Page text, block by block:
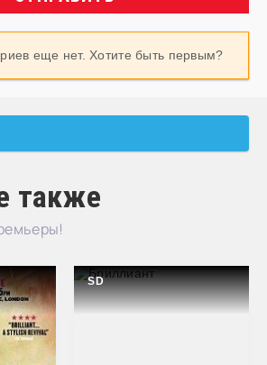
еще нет. Хотите быть первым?
также
SD